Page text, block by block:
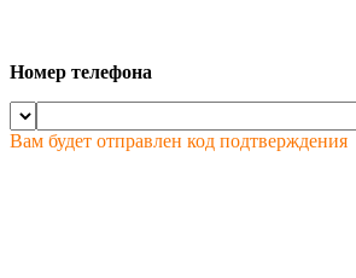
Номер телефона
Вам будет отправлен код подтверждения